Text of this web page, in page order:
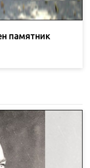
памятник